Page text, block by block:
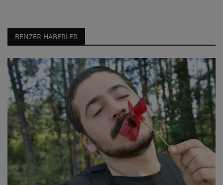
BENZER HABERLER